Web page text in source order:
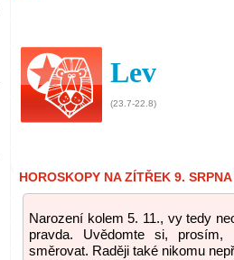
Lev
(23.7-22.8)
HOROSKOPY NA ZÍTŘEK 9.
Narození kolem 5. 11., vy tedy
pravda. Uvědomte si,
směrovat. Raději také nikomu